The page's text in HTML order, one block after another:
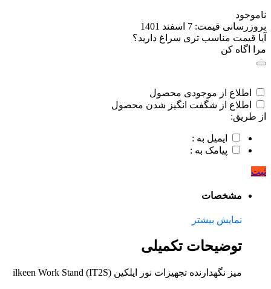
ناموجود
بروزرسانی قیمت: 7 اسفند 1401
آیا قیمت مناسب تری سراغ دارید؟
مرا اگاه کن
اطلاع از موجودی محصول
اطلاع از شگفت انگیز شدن محصول
از طریق:
ایمیل به :
پیامک به :
ثبت
مشخصات
نمایش بیشتر
توضیحات تکمیلی
میز نگهدارنده تجهیزات نور ایلکین (ilkeen Work Stand (IT2S